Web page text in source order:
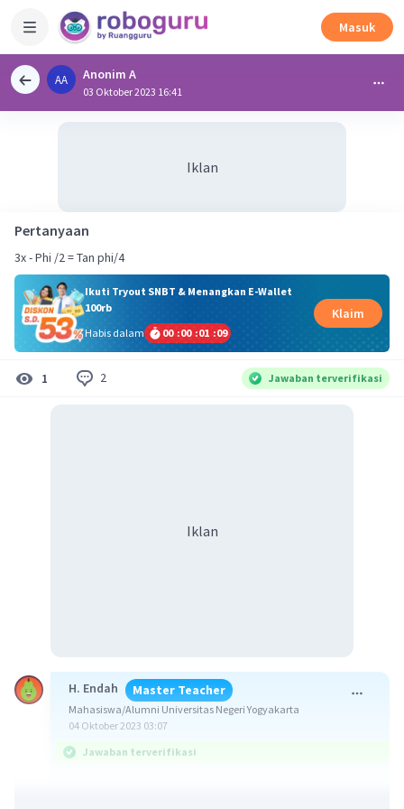
Masuk
AA Anonim A
03 Oktober 2023 16:41
Iklan
Pertanyaan
3x - Phi /2 = Tan phi/4
Ikuti Tryout SNBT & Menangkan E-Wallet
100rb
Habis dalam
00 :00 :01 :08
Klaim
1 2 Jawaban terverifikasi
Iklan
H. Endah Master Teacher
Mahasiswa/Alumni Universitas Negeri Yogyakarta
04 Oktober 2023 03:07
Jawaban terverifikasi